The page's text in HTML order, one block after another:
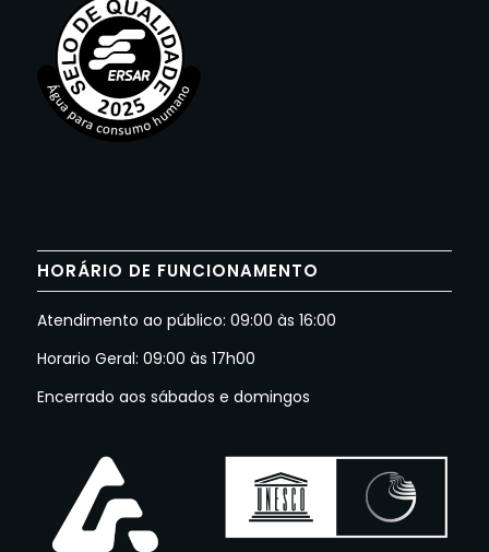
HORÁRIO DE FUNCIONAMENTO
Atendimento ao público: 09:00 às 16:00
Horario Geral: 09:00 às 17h00
Encerrado aos sábados e domingos